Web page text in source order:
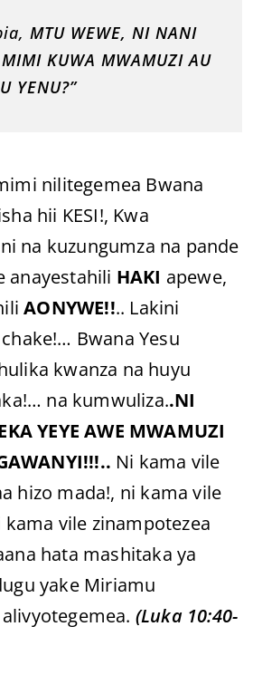
MTU WEWE, NI NANI
KUWA MWAMUZI AU
YENU?”
nilitegemea Bwana
hii KESI!, Kwa
na kuzungumza na pande
anayestahili HAKI apewe,
AONYWE!!.. Lakini
Bwana Yesu
kwanza na huyu
na kumwuliza..NI
YEYE AWE MWAMUZI
Ni kama vile
hizo mada!, ni kama vile
vile zinampotezea
hata mashitaka ya
yake Miriamu
(Luka 10:40-